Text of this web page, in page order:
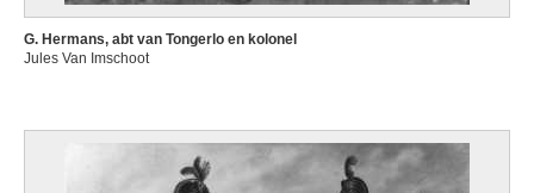
G. Hermans, abt van Tongerlo en kolonel
Jules Van Imschoot